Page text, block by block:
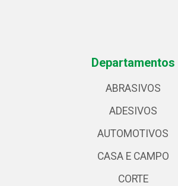
Departamentos
ABRASIVOS
ADESIVOS
AUTOMOTIVOS
CASA E CAMPO
CORTE